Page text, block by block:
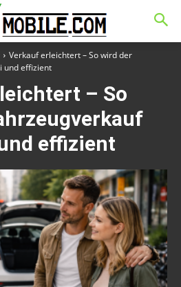
Verkauf erleichtert – So wird der
und effizient
– So
effizient